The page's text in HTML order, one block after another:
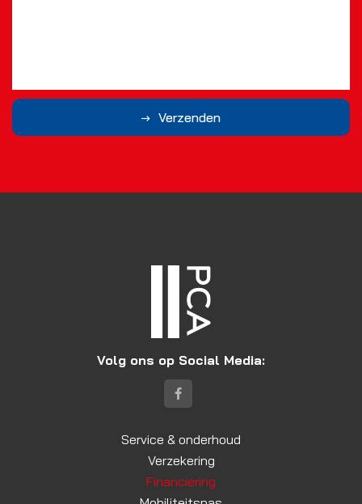
Verzenden
Volg ons op Social Media:
Service & onderhoud
Verzekering
Financiering